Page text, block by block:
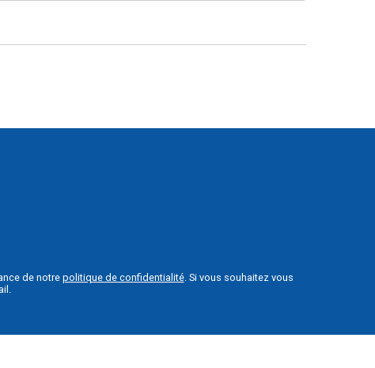
de notre politique de confidentialité. Si vous souhaitez vous